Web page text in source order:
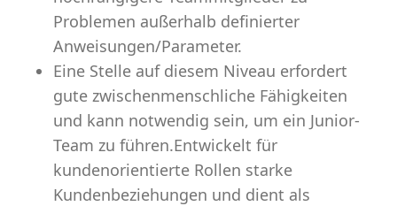
Problemen außerhalb definierter
Anweisungen/Parameter.
Eine Stelle auf diesem Niveau erfordert
gute zwischenmenschliche Fähigkeiten
und kann notwendig sein, um ein Junior-
Team zu führen.Entwickelt für
kundenorientierte Rollen starke
Kundenbeziehungen und dient als